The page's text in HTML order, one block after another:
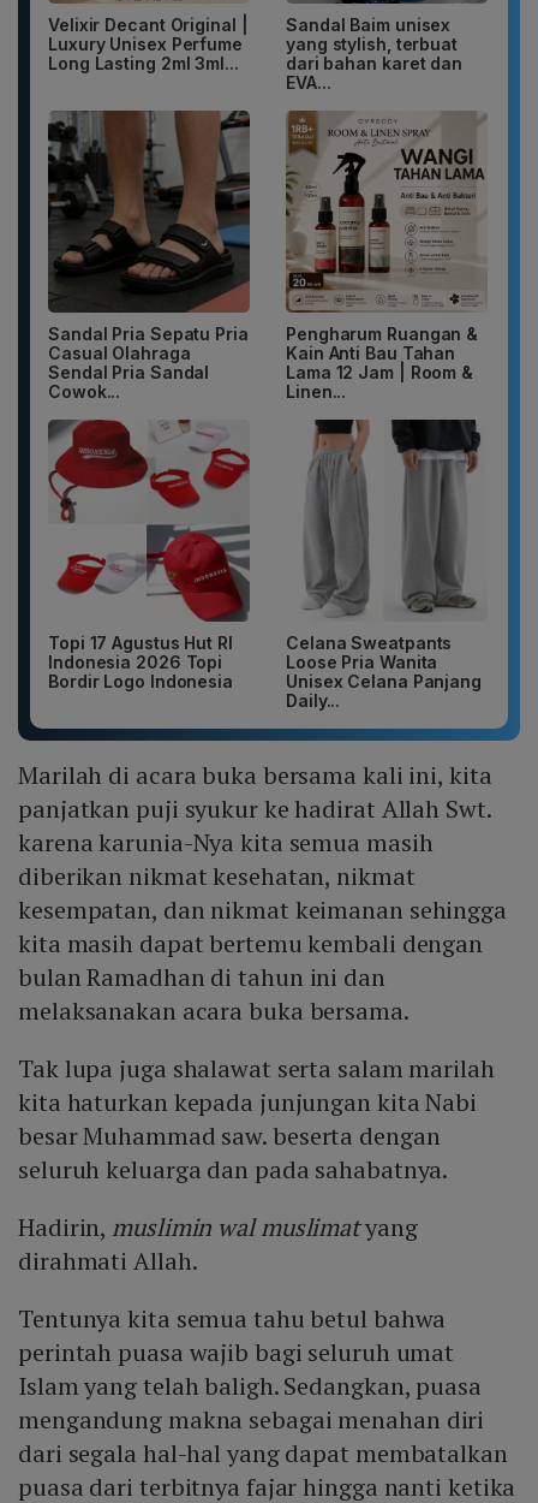
Velixir Decant Original |
Luxury Unisex Perfume
Long Lasting 2ml 3ml...
Sandal Baim unisex
yang stylish, terbuat
dari bahan karet dan
EVA...
Sandal Pria Sepatu Pria
Casual Olahraga
Sendal Pria Sandal
Cowok...
Pengharum Ruangan &
Kain Anti Bau Tahan
Lama 12 Jam | Room &
Linen...
Topi 17 Agustus Hut RI
Indonesia 2026 Topi
Bordir Logo Indonesia
Celana Sweatpants
Loose Pria Wanita
Unisex Celana Panjang
Daily...
Marilah di acara buka bersama kali ini, kita
panjatkan puji syukur ke hadirat Allah Swt.
karena karunia-Nya kita semua masih
diberikan nikmat kesehatan, nikmat
kesempatan, dan nikmat keimanan sehingga
kita masih dapat bertemu kembali dengan
bulan Ramadhan di tahun ini dan
melaksanakan acara buka bersama.
Tak lupa juga shalawat serta salam marilah
kita haturkan kepada junjungan kita Nabi
besar Muhammad saw. beserta dengan
seluruh keluarga dan pada sahabatnya.
Hadirin, muslimin wal muslimatyang
dirahmati Allah.
Tentunya kita semua tahu betul bahwa
perintah puasa wajib bagi seluruh umat
Islam yang telah baligh. Sedangkan, puasa
mengandung makna sebagai menahan diri
dari segala hal-hal yang dapat membatalkan
puasa dari terbitnya fajar hingga nanti ketika